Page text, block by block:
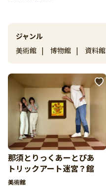
ジャンル
美術館 | 博物館 | 資料館
那須とりっくあーとぴあ
トリックアート迷宮？館
美術館